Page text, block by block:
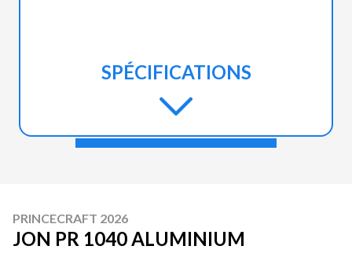
SPÉCIFICATIONS
PRINCECRAFT 2026
JON PR 1040 ALUMINIUM